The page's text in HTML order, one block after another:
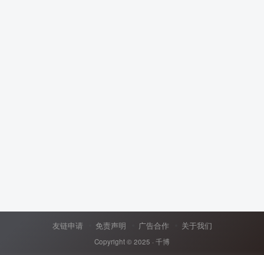
友链申请 免责声明 广告合作 关于我们
Copyright © 2025 · 千博